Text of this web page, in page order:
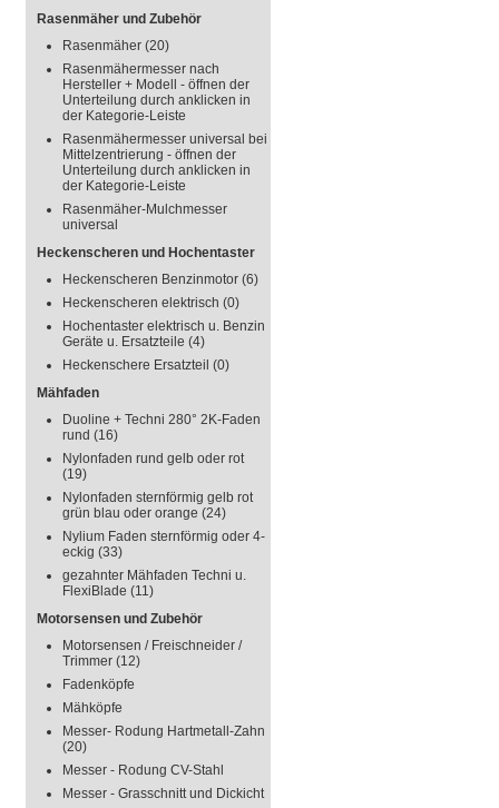
Rasenmäher und Zubehör
Rasenmäher (20)
Rasenmähermesser nach
Hersteller + Modell - öffnen der
Unterteilung durch anklicken in
der Kategorie-Leiste
Rasenmähermesser universal bei
Mittelzentrierung - öffnen der
Unterteilung durch anklicken in
der Kategorie-Leiste
Rasenmäher-Mulchmesser
universal
Heckenscheren und Hochentaster
Heckenscheren Benzinmotor (6)
Heckenscheren elektrisch (0)
Hochentaster elektrisch u. Benzin
Geräte u. Ersatzteile (4)
Heckenschere Ersatzteil (0)
Mähfaden
Duoline + Techni 280° 2K-Faden
rund (16)
Nylonfaden rund gelb oder rot
(19)
Nylonfaden sternförmig gelb rot
grün blau oder orange (24)
Nylium Faden sternförmig oder 4-
eckig (33)
gezahnter Mähfaden Techni u.
FlexiBlade (11)
Motorsensen und Zubehör
Motorsensen / Freischneider /
Trimmer (12)
Fadenköpfe
Mähköpfe
Messer- Rodung Hartmetall-Zahn
(20)
Messer - Rodung CV-Stahl
Messer - Grasschnitt und Dickicht